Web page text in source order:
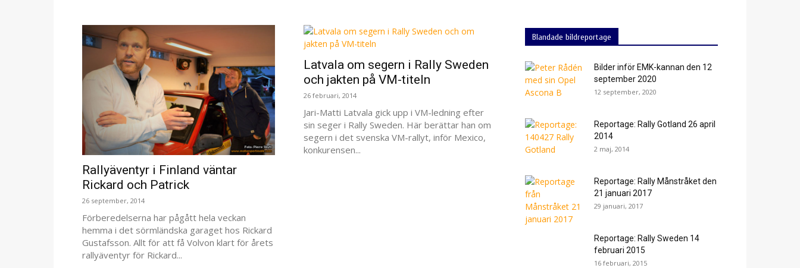
Rallyäventyr i Finland väntar
Rickard och Patrick
26 september, 2014
Förberedelserna har pågått hela veckan
hemma i det sörmländska garaget hos Rickard
Gustafsson. Allt för att få Volvon klart för årets
rallyäventyr för Rickard...
Latvala om segern i Rally Sweden
och jakten på VM-titeln
26 februari, 2014
Jari-Matti Latvala gick upp i VM-ledning efter
sin seger i Rally Sweden. Här berättar han om
segern i det svenska VM-rallyt, inför Mexico,
konkurensen...
Blandade bildreportage
Bilder inför EMK-kannan den 12
september 2020
12 september, 2020
Reportage: Rally Gotland 26 april
2014
2 maj, 2014
Reportage: Rally Månstråket den
21 januari 2017
29 januari, 2017
Reportage: Rally Sweden 14
februari 2015
16 februari, 2015